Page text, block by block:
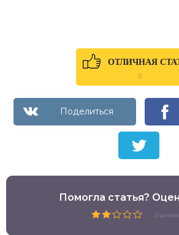
ОТЛИЧНАЯ
0
Помогла статья?